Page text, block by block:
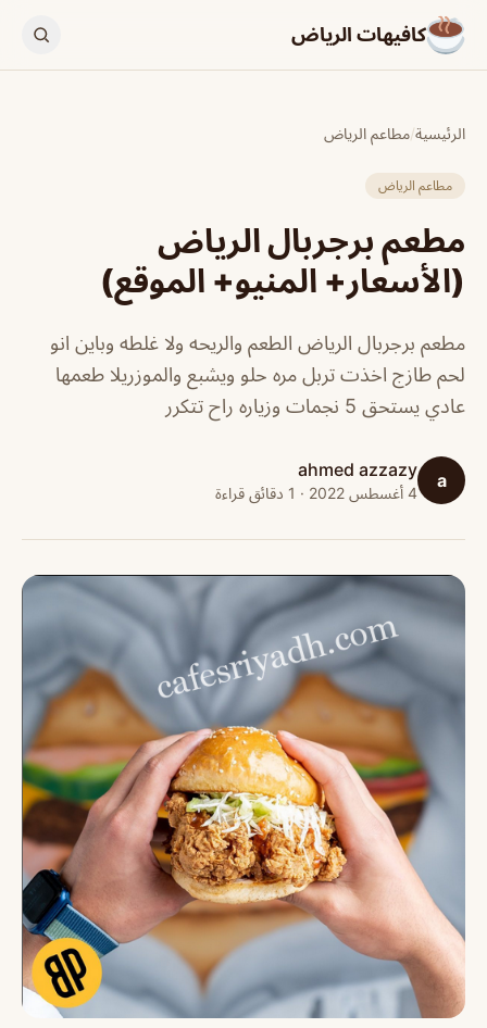
كافيهات الرياض
الرئيسية/مطاعم الرياض
مطاعم الرياض
مطعم برجربال الرياض
(الأسعار+ المنيو+ الموقع)
مطعم برجربال الرياض الطعم والريحه ولا غلطه وباين انو
لحم طازج اخذت تربل مره حلو ويشبع والموزريلا طعمها
عادي يستحق 5 نجمات وزياره راح تتكرر
a
ahmed azzazy
4 أغسطس 2022 · 1 دقائق قراءة